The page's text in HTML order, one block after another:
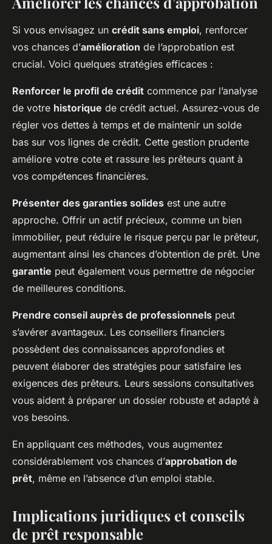
Si vous envisagez un crédit sans emploi, renforcer
vos chances d’amélioration de l’approbation est
crucial. Voici quelques stratégies efficaces :
Renforcer le profil de crédit commence par l’analyse
de votre historique de crédit actuel. Assurez-vous de
régler vos dettes à temps et de maintenir un solde
bas sur vos lignes de crédit. Cette gestion prudente
améliore votre cote et rassure les prêteurs quant à
vos compétences financières.
Présenter des garanties solides est une autre
approche. Offrir un actif précieux, comme un bien
immobilier, peut réduire le risque perçu par le prêteur,
augmentant ainsi les chances d’obtention de prêt. Une
garantie peut également vous permettre de négocier
de meilleures conditions.
Prendre conseil auprès de professionnels peut
s’avérer avantageux. Les conseillers financiers
possèdent des connaissances approfondies et
peuvent élaborer des stratégies pour satisfaire les
exigences des prêteurs. Leurs sessions consultatives
vous aident à préparer un dossier robuste et adapté à
vos besoins.
En appliquant ces méthodes, vous augmentez
considérablement vos chances d’approbation de
prêt, même en l’absence d’un emploi stable.
Implications juridiques et conseils
de prêt responsable